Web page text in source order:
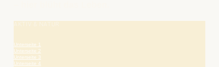
AKTIV & NATUR
Unterseite 1
Unterseite 2
Unterseite 3
Unterseite 4